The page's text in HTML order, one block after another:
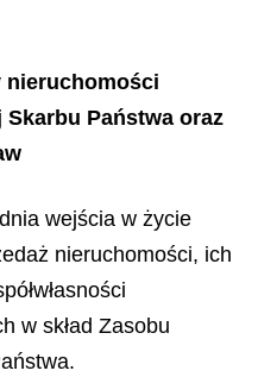
nieruchomości
Skarbu Państwa oraz
wejścia w życie
nieruchomości, ich
w skład Zasobu